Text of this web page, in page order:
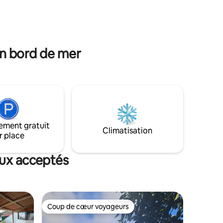
bord de mer
gratuit
place
Climatisation
acceptés
Coup de cœur voyageurs
Coup de cœur voyageurs